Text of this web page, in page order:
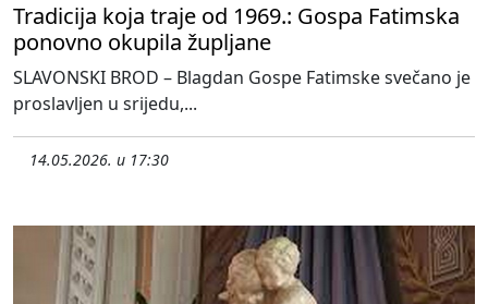
Tradicija koja traje od 1969.: Gospa Fatimska
ponovno okupila župljane
SLAVONSKI BROD – Blagdan Gospe Fatimske svečano je
proslavljen u srijedu,...
14.05.2026. u 17:30